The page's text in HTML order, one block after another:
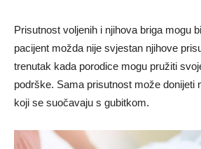
Prisutnost voljenih i njihova briga mogu
pacijent možda nije svjestan njihove
trenutak kada porodice mogu pružiti
podrške. Sama prisutnost može donijeti
koji se suočavaju s gubitkom.